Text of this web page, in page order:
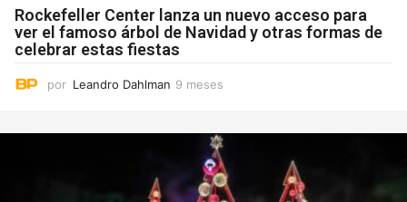
Rockefeller Center lanza un nuevo acceso para
ver el famoso árbol de Navidad y otras formas de
celebrar estas fiestas
por Leandro Dahlman 9 meses
s
s